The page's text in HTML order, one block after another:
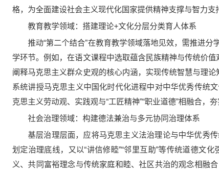
格，为全面建设社会主义现代化国家提供精神支撑与智力支
教育教学领域：搭建理论+文化分层分类育人体系
推动“第二个结合”在教育教学领域落地见效，需推进
学环节。例如，在语文课程中选取蕴含民族精神与传统价
阐释马克思主义群众史观的核心内涵，实现传统智慧与理
系统讲授马克思主义中国化时代化进程中对中华优秀传统
克思主义劳动观、实践观与“工匠精神”“职业道德”相融合，
社会治理领域：构建德法兼治与多元协同治理体系
基层治理层面，应将马克思主义法治理论与中华优秀
划定治理底线，又以“讲信修睦”“邻里互助”等传统道德文
义、共同富裕理念与传统家庭和睦、社区共治的观念相融